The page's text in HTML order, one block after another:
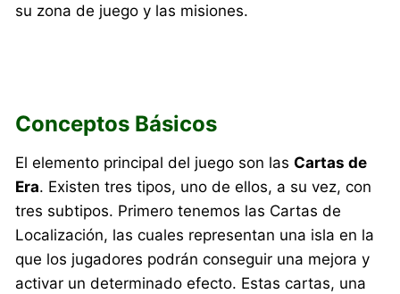
su zona de juego y las misiones.
Conceptos Básicos
El elemento principal del juego son lasCartas de
Era. Existen tres tipos, uno de ellos, a su vez, con
tres subtipos. Primero tenemos las Cartas de
Localización, las cuales representan una isla en la
que los jugadores podrán conseguir una mejora y
activar un determinado efecto. Estas cartas, una